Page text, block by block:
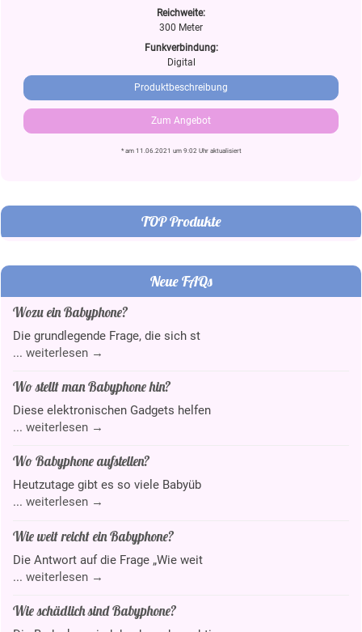
Reichweite:
300 Meter
Funkverbindung:
Digital
Produktbeschreibung
Zum Angebot
* am 11.06.2021 um 9:02 Uhr aktualisiert
TOP Produkte
Neue FAQs
Wozu ein Babyphone?
Die grundlegende Frage, die sich st
... weiterlesen →
Wo stellt man Babyphone hin?
Diese elektronischen Gadgets helfen
... weiterlesen →
Wo Babyphone aufstellen?
Heutzutage gibt es so viele Babyüb
... weiterlesen →
Wie weit reicht ein Babyphone?
Die Antwort auf die Frage „Wie weit
... weiterlesen →
Wie schädlich sind Babyphone?